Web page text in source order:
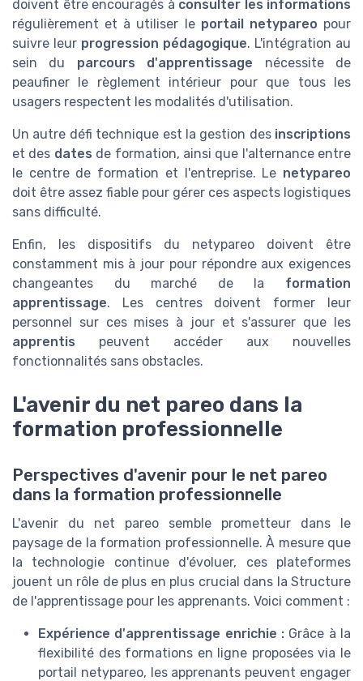
doivent être encouragés à consulter les informations
régulièrement et à utiliser le portail netypareo pour
suivre leur progression pédagogique. L'intégration au
sein du parcours d'apprentissage nécessite de
peaufiner le règlement intérieur pour que tous les
usagers respectent les modalités d'utilisation.
Un autre défi technique est la gestion des inscriptions
et des dates de formation, ainsi que l'alternance entre
le centre de formation et l'entreprise. Le netypareo
doit être assez fiable pour gérer ces aspects logistiques
sans difficulté.
Enfin, les dispositifs du netypareo doivent être
constamment mis à jour pour répondre aux exigences
changeantes du marché de la formation
apprentissage. Les centres doivent former leur
personnel sur ces mises à jour et s'assurer que les
apprentis peuvent accéder aux nouvelles
fonctionnalités sans obstacles.
L'avenir du net pareo dans la
formation professionnelle
Perspectives d'avenir pour le net pareo
dans la formation professionnelle
L'avenir du net pareo semble prometteur dans le
paysage de la formation professionnelle. À mesure que
la technologie continue d'évoluer, ces plateformes
jouent un rôle de plus en plus crucial dans la Structure
de l'apprentissage pour les apprenants. Voici comment :
Expérience d'apprentissage enrichie : Grâce à la
flexibilité des formations en ligne proposées via le
portail netypareo, les apprenants peuvent engager